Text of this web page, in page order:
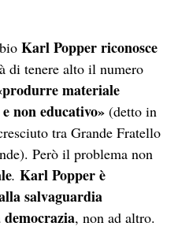
Karl Popper riconosce
di tenere alto il numero
materiale
e non educativo»(detto in
tra Grande Fratello
Però il problema non
.Karl Popper è
salvaguardia
, non ad altro.